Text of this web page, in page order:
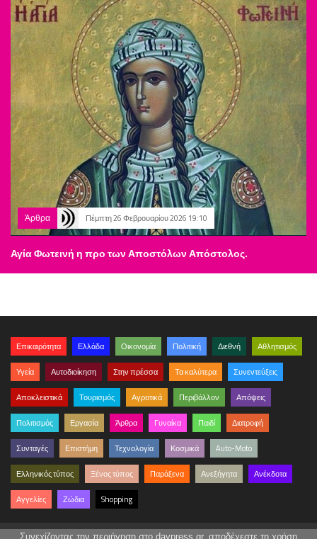
Άρθρα Πέμπτη 26 Φεβρουαρίου 2026 19:10
Αγία Φωτεινή η προ των Αποστόλων Απόστολος.
Επικαιρότητα Ελλάδα Οικονομία Πολιτική Διεθνή Αθλητισμός
Υγεία Αυτοδιοίκηση Στην πρέσσα Τα καλύτερα Συνεντεύξεις
Αποκλειστικά Τουρισμός Αγροτικά Περιβάλλον Απόψεις
Πολιτισμός Εργασία Άρθρα Γυναίκα Παιδί Διατροφή
Συνταγές Επιστήμη Τεχνολογία Κοσμικά Auto-Moto
Ελληνικός τύπος Ξένος τύπος Παράξενα Ανεξήγητα Ανέκδοτα
Αγγελίες Ζώδια Shopping
Συνεχίζοντας την περιήγηση στο daypress.gr, αποδέχεστε τη χρήση